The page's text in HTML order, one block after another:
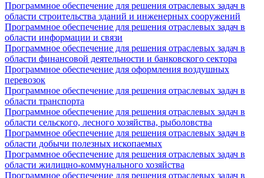
Программное обеспечение для решения отраслевых задач в
области строительства зданий и инженерных сооружений
Программное обеспечение для решения отраслевых задач в
области информации и связи
Программное обеспечение для решения отраслевых задач в
области финансовой деятельности и банковского сектора
Программное обеспечение для оформления воздушных
перевозок
Программное обеспечение для решения отраслевых задач в
области транспорта
Программное обеспечение для решения отраслевых задач в
области сельского, лесного хозяйства, рыболовства
Программное обеспечение для решения отраслевых задач в
области добычи полезных ископаемых
Программное обеспечение для решения отраслевых задач в
области жилищно-коммунального хозяйства
Программное обеспечение для решения отраслевых задач в